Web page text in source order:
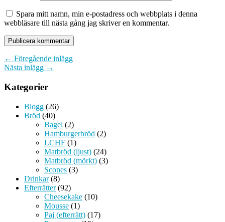
Spara mitt namn, min e-postadress och webbplats i denna
webbläsare till nästa gång jag skriver en kommentar.
← Föregående inlägg
Nästa inlägg →
Kategorier
Blogg (26)
Bröd (40)
Bagel (2)
Hamburgerbröd (2)
LCHF (1)
Matbröd (ljust) (24)
Matbröd (mörkt) (3)
Scones (3)
Drinkar(8)
Efterrätter(92)
Cheesekake (10)
Mousse (1)
Paj (efterrätt) (17)